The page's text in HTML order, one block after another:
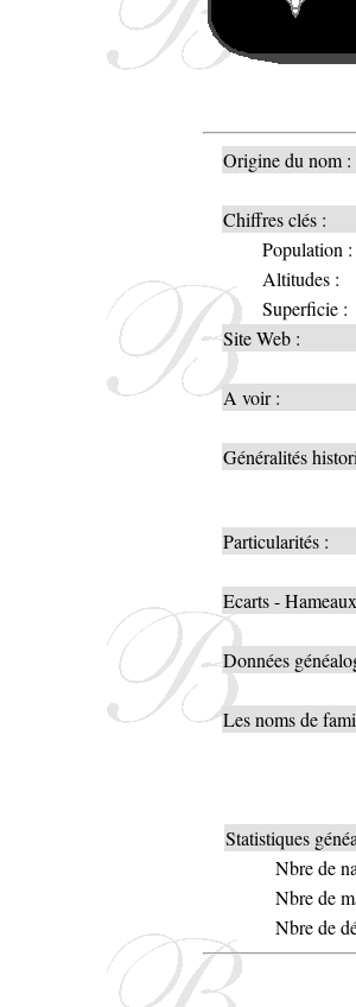
Origine du nom :
Chiffres clés :
Population :
Altitudes :
Superficie :
Site Web :
A voir :
Généralités
Particularités :
Ecarts -
Données
Les noms de
Statistiques
Nbre de
Nbre de
Nbre de